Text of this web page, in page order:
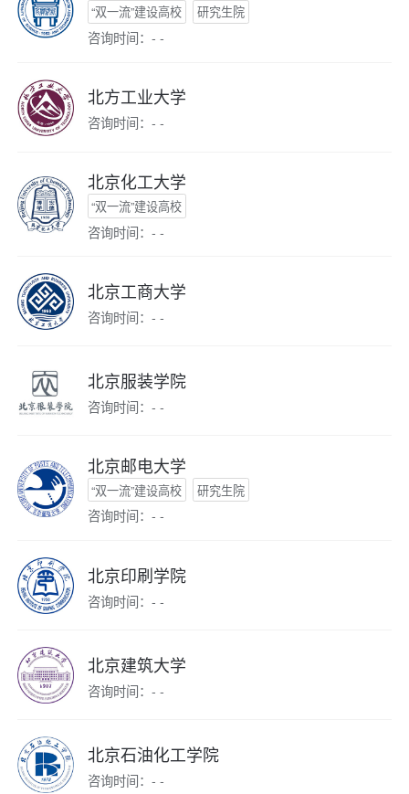
“双一流”建设高校 研究生院
咨询时间：- -
北方工业大学
咨询时间：- -
北京化工大学
“双一流”建设高校
咨询时间：- -
北京工商大学
咨询时间：- -
北京服装学院
咨询时间：- -
北京邮电大学
“双一流”建设高校 研究生院
咨询时间：- -
北京印刷学院
咨询时间：- -
北京建筑大学
咨询时间：- -
北京石油化工学院
咨询时间：- -